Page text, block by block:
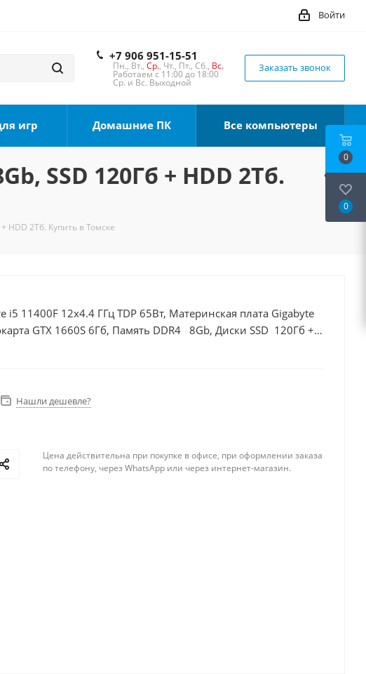
Войти
+7 906 951-15-51
Пн., Вт., Ср., Чт., Пт., Сб., Вс.
Работаем с 11:00 до 18:00
Ср. и Вс. Выходной
Заказать звонок
игр Домашние ПК Все компьютеры
SSD 120Гб + HDD 2Тб.
HDD 2Тб. Купить в Томске
i5 11400F 12x4.4 ГГц TDP 65Вт, Материнская плата Gigabyte
GTX 1660S 6Гб, Память DDR4 8Gb, Диски SSD 120Гб +
Нашли дешевле?
Цена действительна при покупке в офисе, при оформлении заказа
по телефону, через WhatsApp или через интернет-магазин.
0
0